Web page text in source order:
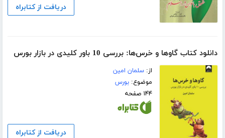
دریافت از کتابراه
دانلود کتاب گاوها و خرس‌ها: بررسی 10 باور کلیدی در بازار بورس
از:سلمان امین
موضوع:بورس
۱۴۴ صفحه
دریافت از کتابراه